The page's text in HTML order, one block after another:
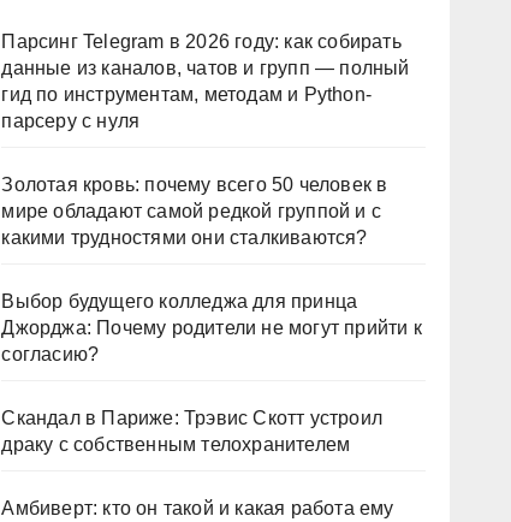
Парсинг Telegram в 2026 году: как собирать
данные из каналов, чатов и групп — полный
гид по инструментам, методам и Python-
парсеру с нуля
Золотая кровь: почему всего 50 человек в
мире обладают самой редкой группой и с
какими трудностями они сталкиваются?
Выбор будущего колледжа для принца
Джорджа: Почему родители не могут прийти к
согласию?
Скандал в Париже: Трэвис Скотт устроил
драку с собственным телохранителем
Амбиверт: кто он такой и какая работа ему